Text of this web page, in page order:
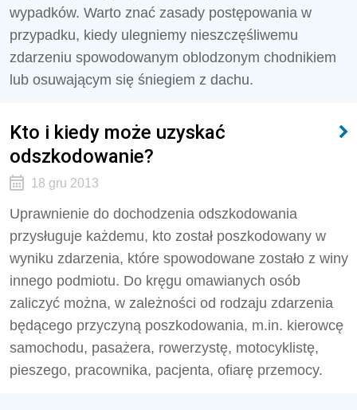
wypadków. Warto znać zasady postępowania w
przypadku, kiedy ulegniemy nieszczęśliwemu
zdarzeniu spowodowanym oblodzonym chodnikiem
lub osuwającym się śniegiem z dachu.
Kto i kiedy może uzyskać
odszkodowanie?
18 gru 2013
Uprawnienie do dochodzenia odszkodowania
przysługuje każdemu, kto został poszkodowany w
wyniku zdarzenia, które spowodowane zostało z winy
innego podmiotu. Do kręgu omawianych osób
zaliczyć można, w zależności od rodzaju zdarzenia
będącego przyczyną poszkodowania, m.in. kierowcę
samochodu, pasażera, rowerzystę, motocyklistę,
pieszego, pracownika, pacjenta, ofiarę przemocy.